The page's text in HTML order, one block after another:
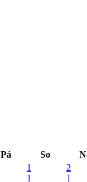
Pá So
1
1
2
1